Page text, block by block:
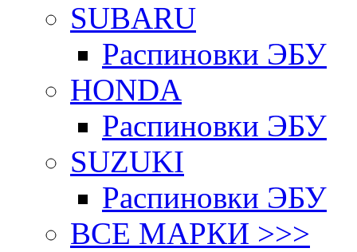
SUBARU
Распиновки ЭБУ
HONDA
Распиновки ЭБУ
SUZUKI
Распиновки ЭБУ
ВСЕ МАРКИ >>>